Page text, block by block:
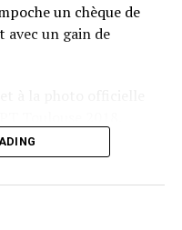
un chèque de
avec un gain de